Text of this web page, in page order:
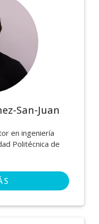
San-Juan
en ingeniería
Politécnica de